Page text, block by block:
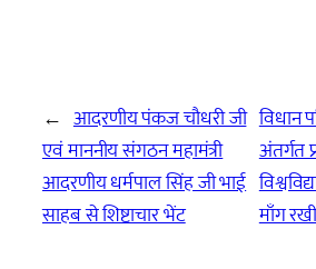
← आदरणीय पंकज चौधरी जी
एवं माननीय संगठन महामंत्री
आदरणीय धर्मपाल सिंह जी भाई
साहब से शिष्टाचार भेंट
विधान
अंतर्गत
माँग